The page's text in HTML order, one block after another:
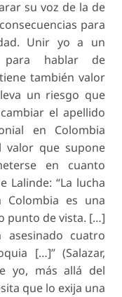
su voz de la de
para
Unir yo a un
hablar de
también valor
un riesgo que
el apellido
en Colombia
valor que supone
en cuanto
Lalinde: “La lucha
es una
punto de vista. […]
cuatro
[…]” (Salazar,
yo, más allá del
que lo exija una